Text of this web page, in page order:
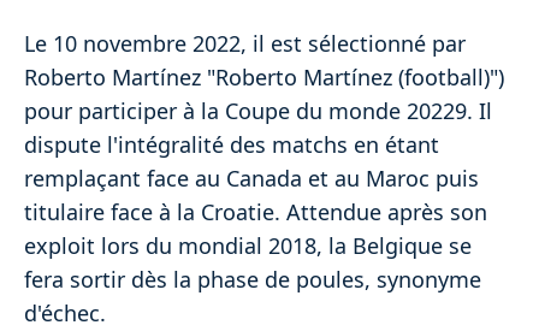
Le 10 novembre 2022, il est sélectionné par
Roberto Martínez "Roberto Martínez (football)")
pour participer à la Coupe du monde 20229. Il
dispute l'intégralité des matchs en étant
remplaçant face au Canada et au Maroc puis
titulaire face à la Croatie. Attendue après son
exploit lors du mondial 2018, la Belgique se
fera sortir dès la phase de poules, synonyme
d'échec.